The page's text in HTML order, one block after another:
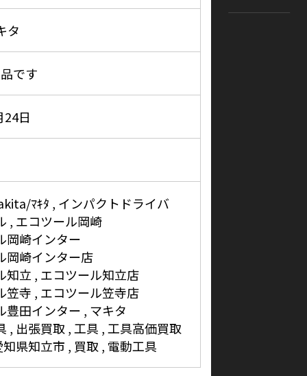
タ
です
日
ﾏｷﾀ インパクトドライバ
エコツール岡崎
岡崎インター
岡崎インター店
知立 エコツール知立店
笠寺 エコツール笠寺店
豊田インター マキタ
出張買取 工具 工具高価買取
県知立市
買取 電動工具